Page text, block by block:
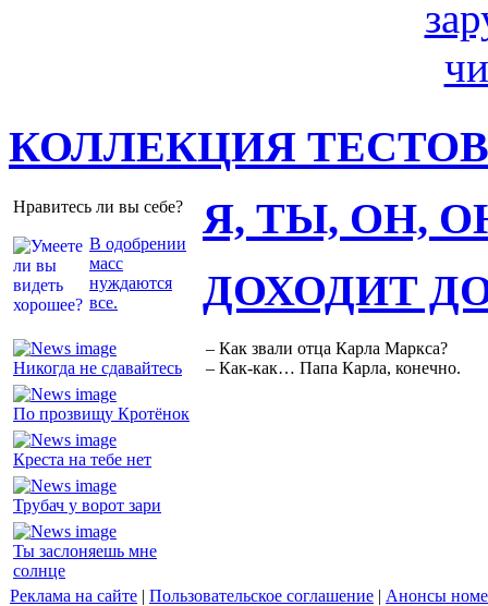
КОЛЛЕКЦИЯ ТЕСТОВ
Нравитесь ли вы себе?
В одобрении
масс
нуждаются
все.
Я, ТЫ, ОН,
Никогда не сдавайтесь
По прозвищу Кротёнок
Креста на тебе нет
Трубач у ворот зари
Ты заслоняешь мне
солнце
ДОХОДИТ
– Как звали отца Карла Маркса?
– Как-как… Папа Карла, конечно.
Реклама на сайте | Пользовательское соглашение | Анонсы